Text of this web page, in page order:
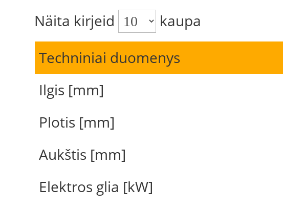
Näita kirjeid kaupa
Techniniai duomenys
Ilgis [mm]
Plotis [mm]
Aukštis [mm]
Elektros glia [kW]